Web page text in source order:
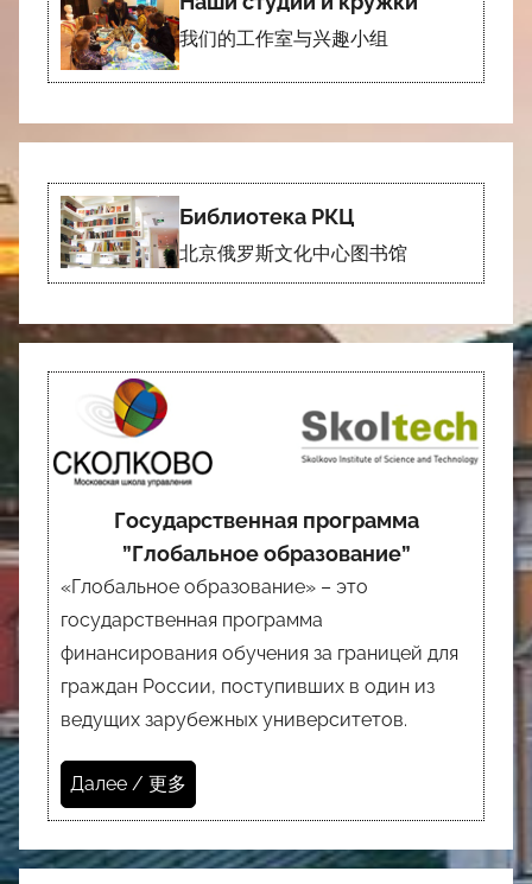
我们的工作室与兴趣小组
Библиотека РКЦ
北京俄罗斯文化中心图书馆
Государственная программа
”Глобальное образование”
«Глобальное образование» – это
государственная программа
финансирования обучения за границей для
граждан России, поступивших в один из
ведущих зарубежных университетов.
Далее / 更多